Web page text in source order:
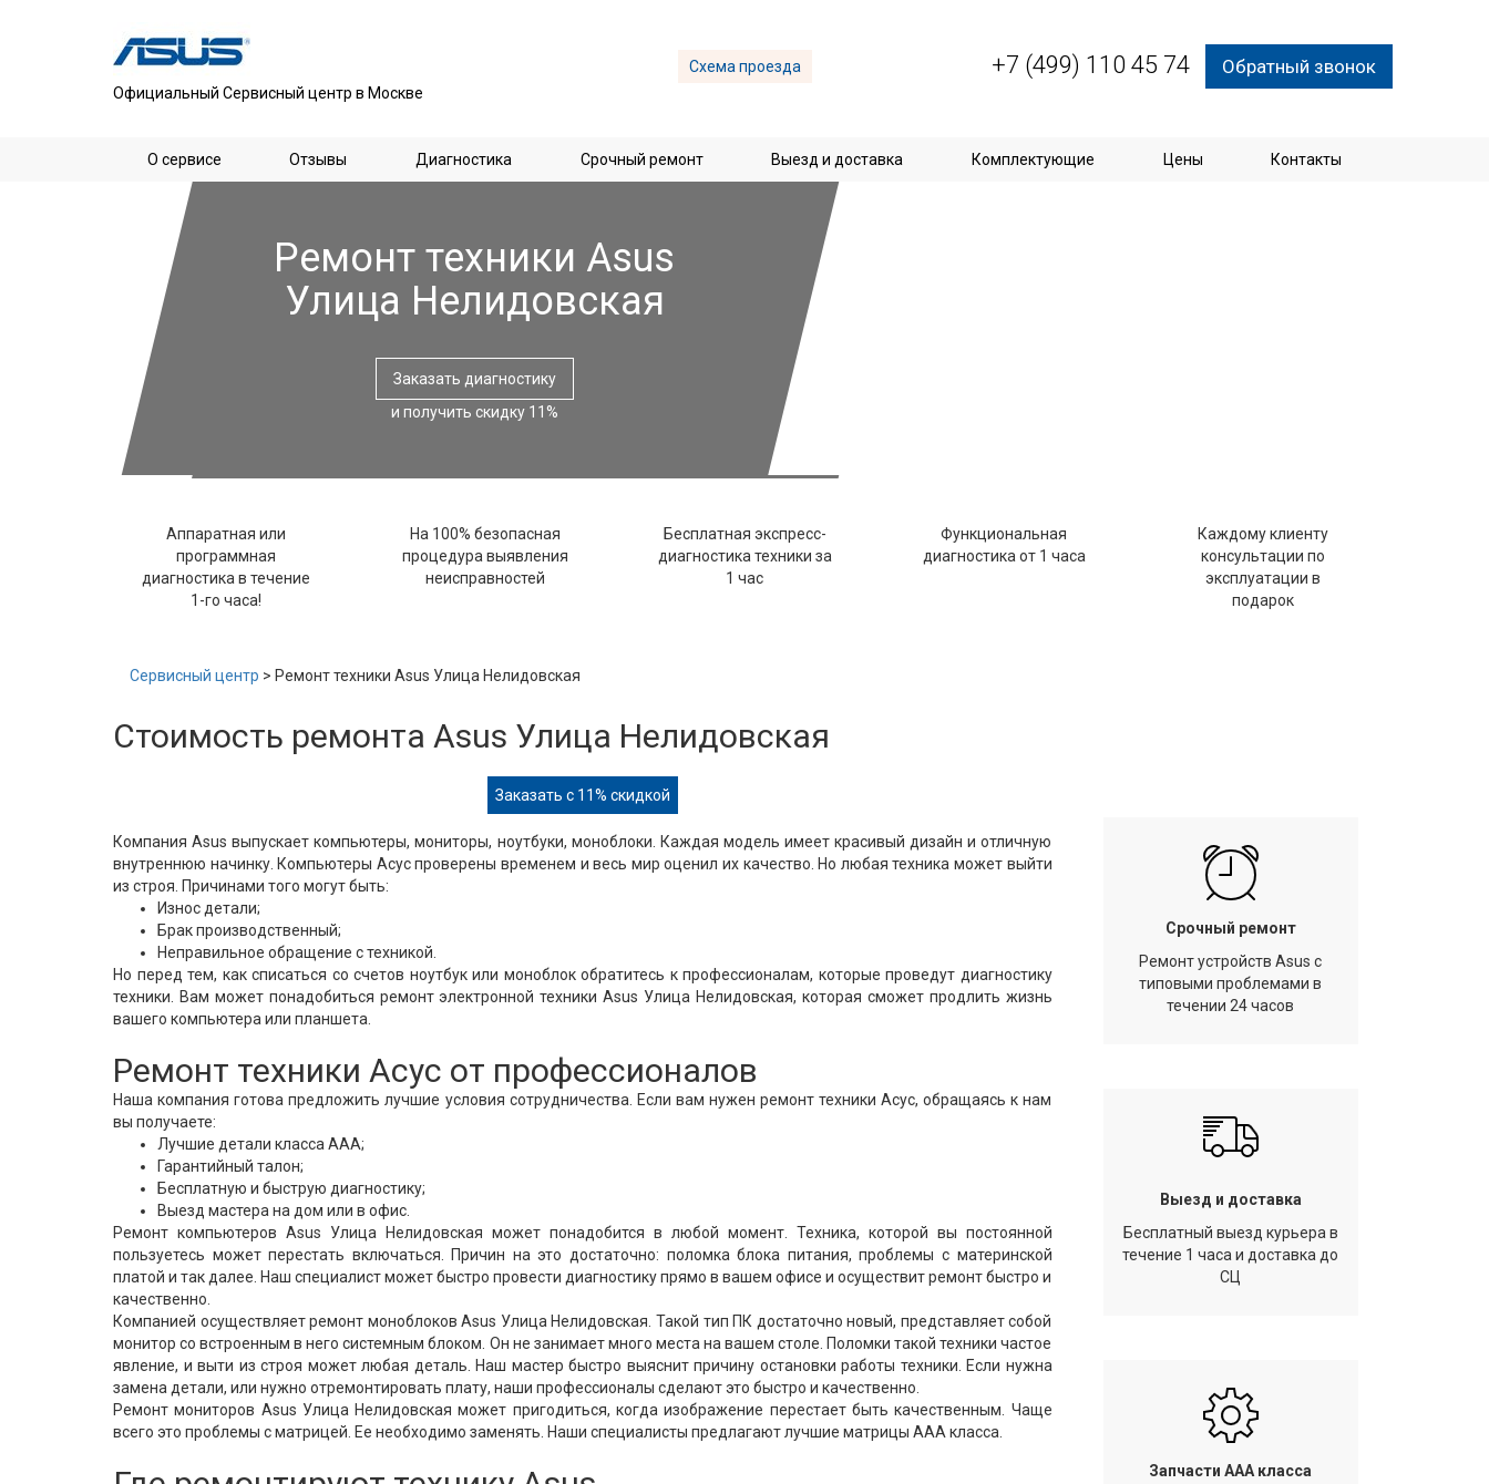
Официальный Сервисный центр в Москве
Схема проезда +7 (499) 110 45 74 Обратный звонок
О сервисе Отзывы Диагностика Срочный ремонт Выезд и доставка Комплектующие Цены Контакты
Ремонт техники Asus
Улица Нелидовская
Заказать диагностику
и получить скидку 11%
Аппаратная или
программная
диагностика в течение
1-го часа!
На 100% безопасная
процедура выявления
неисправностей
Бесплатная экспресс-
диагностика техники за
1 час
Функциональная
диагностика от 1 часа
Каждому клиенту
консультации по
эксплуатации в
подарок
Сервисный центр > Ремонт техники Asus Улица Нелидовская
Стоимость ремонта Asus Улица Нелидовская
Заказать с 11% скидкой
Компания Asus выпускает компьютеры, мониторы, ноутбуки, моноблоки. Каждая модель имеет красивый дизайн и отличную
внутреннюю начинку. Компьютеры Асус проверены временем и весь мир оценил их качество. Но любая техника может выйти
из строя. Причинами того могут быть:
Износ детали;
Брак производственный;
Неправильное обращение с техникой.
Но перед тем, как списаться со счетов ноутбук или моноблок обратитесь к профессионалам, которые проведут диагностику
техники. Вам может понадобиться ремонт электронной техники Asus Улица Нелидовская, которая сможет продлить жизнь
вашего компьютера или планшета.
Ремонт техники Асус от профессионалов
Наша компания готова предложить лучшие условия сотрудничества. Если вам нужен ремонт техники Асус, обращаясь к нам
вы получаете:
Лучшие детали класса ААА;
Гарантийный талон;
Бесплатную и быструю диагностику;
Выезд мастера на дом или в офис.
Ремонт компьютеров Asus Улица Нелидовская может понадобится в любой момент. Техника, которой вы постоянной
пользуетесь может перестать включаться. Причин на это достаточно: поломка блока питания, проблемы с материнской
платой и так далее. Наш специалист может быстро провести диагностику прямо в вашем офисе и осуществит ремонт быстро и
качественно.
Компанией осуществляет ремонт моноблоков Asus Улица Нелидовская. Такой тип ПК достаточно новый, представляет собой
монитор со встроенным в него системным блоком. Он не занимает много места на вашем столе. Поломки такой техники частое
явление, и выти из строя может любая деталь. Наш мастер быстро выяснит причину остановки работы техники. Если нужна
замена детали, или нужно отремонтировать плату, наши профессионалы сделают это быстро и качественно.
Ремонт мониторов Asus Улица Нелидовская может пригодиться, когда изображение перестает быть качественным. Чаще
всего это проблемы с матрицей. Ее необходимо заменять. Наши специалисты предлагают лучшие матрицы ААА класса.
Срочный ремонт
Ремонт устройств Asus с
типовыми проблемами в
течении 24 часов
Выезд и доставка
Бесплатный выезд курьера в
течение 1 часа и доставка до
СЦ
Запчасти AAA класса